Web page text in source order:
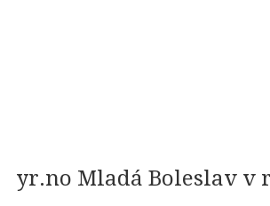
yr.no Mladá Boleslav v